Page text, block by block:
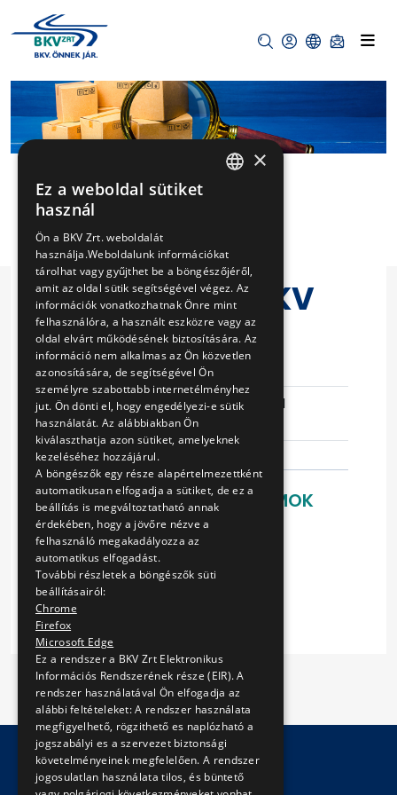
NYOMDAIPARI
TEVÉKENYSÉG
BESZEZÉSE A BKV
ZRT. RÉSZÉRE
Eljárás száma
Ajánlattételi
határidő
2015-09-11
LETÖLTHETŐ DOKUMENTUMOK
Vállalkozási keretszerződés
Ajánlati Felhívás
Árajánlat
Mellékletek
© Copyright 2026 BKV Zrt.
×
Ez a weboldal sütiket
használ
Ön a BKV Zrt. weboldalát
használja.Weboldalunk információkat
tárolhat vagy gyűjthet be a böngészőjéről,
amit az oldal sütik segítségével végez. Az
információk vonatkozhatnak Önre mint
felhasználóra, a használt eszközre vagy az
oldal elvárt működésének biztosítására. Az
információ nem alkalmas az Ön közvetlen
azonosítására, de segítségével Ön
személyre szabottabb internetélményhez
jut. Ön dönti el, hogy engedélyezi-e sütik
használatát. Az alábbiakban Ön
kiválaszthatja azon sütiket, amelyeknek
kezeléséhez hozzájárul.
A böngészők egy része alapértelmezettként
automatikusan elfogadja a sütiket, de ez a
beállítás is megváltoztatható annak
érdekében, hogy a jövőre nézve a
felhasználó megakadályozza az
automatikus elfogadást.
További részletek a böngészők süti
beállításairól:
Chrome
Firefox
Microsoft Edge
Ez a rendszer a BKV Zrt Elektronikus
Információs Rendszerének része (EIR). A
rendszer használatával Ön elfogadja az
alábbi feltételeket: A rendszer használata
megfigyelhető, rögzithető es naplózható a
jogszabályi es a szervezet biztonsági
követelményeinek megfelelően. A rendszer
jogosulatlan használata tilos, és büntető